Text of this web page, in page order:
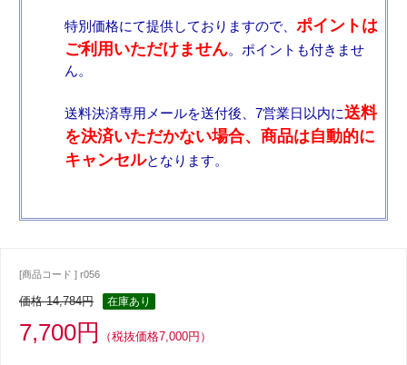
特別価格にて提供しておりますので、 ポイントは
ご利用いただけません。ポイントも付きませ
ん。
送料決済専用メールを送付後、7営業日以内に送料
を決済いただかない場合、商品は自動的に
キャンセルとなります。
[商品コード ] r056
価格 14,784円 在庫あり
7,700円 （税抜価格7,000円）